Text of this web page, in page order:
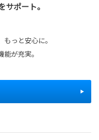
ポート。
っと安心に。
が充実。